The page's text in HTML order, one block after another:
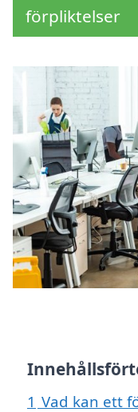
förpliktelser
1 Vad kan ett